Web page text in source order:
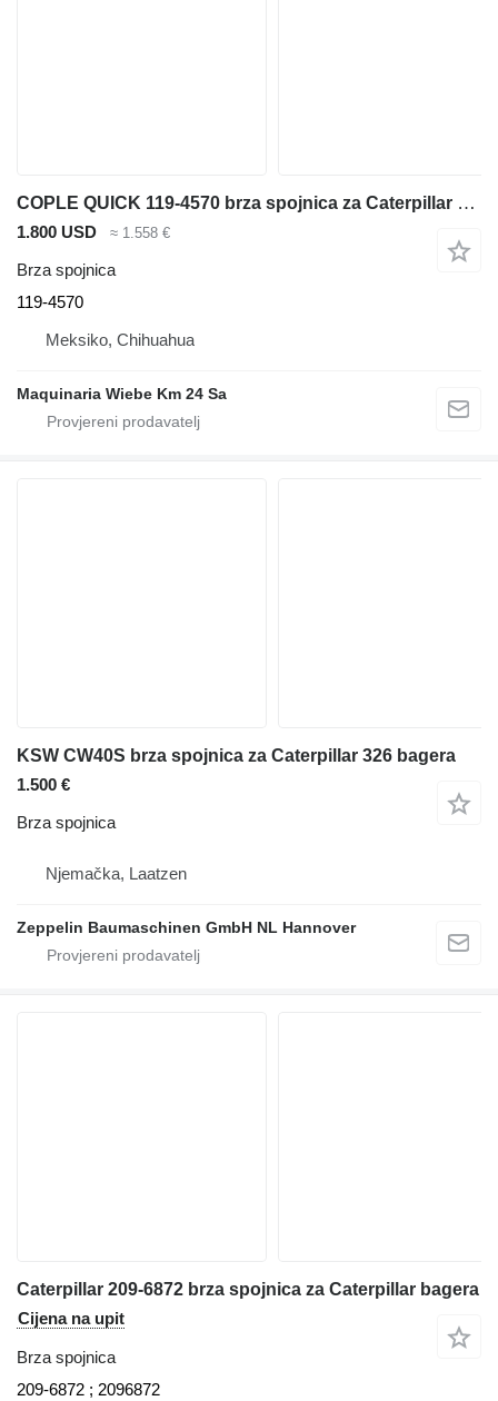
COPLE QUICK 119-4570 brza spojnica za Caterpillar 426C, 420D kombinirke
1.800 USD ≈ 1.558 €
Brza spojnica
119-4570
Meksiko, Chihuahua
Maquinaria Wiebe Km 24 Sa
KSW CW40S brza spojnica za Caterpillar 326 bagera
1.500 €
Brza spojnica
Njemačka, Laatzen
Zeppelin Baumaschinen GmbH NL Hannover
Caterpillar 209-6872 brza spojnica za Caterpillar bagera
Cijena na upit
Brza spojnica
209-6872 ; 2096872